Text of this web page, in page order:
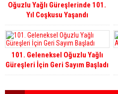
Oğuzlu Yağlı Güreşlerinde 101.
Yıl Coşkusu Yaşandı
101. Geleneksel Oğuzlu Yağlı
Güreşleri İçin Geri Sayım Başladı